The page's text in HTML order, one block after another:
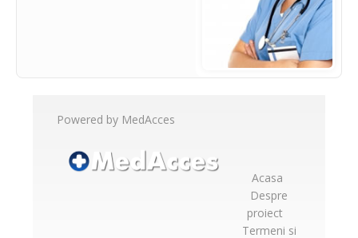
Powered by MedAcces
Acasa
Despre
proiect
Termeni si